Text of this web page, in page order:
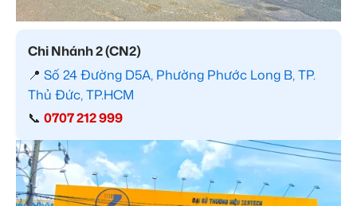
Chi Nhánh 2 (CN2)
📍 Số 24 Đường D5A, Phường Phước Long B, TP.
Thủ Đức, TP.HCM
📞 0707 212 999